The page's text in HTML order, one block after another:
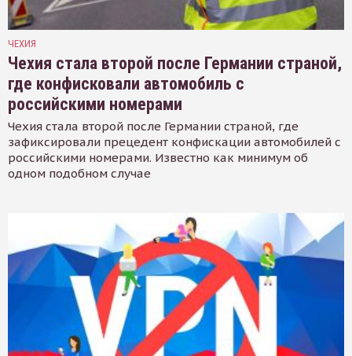
ЧЕХИЯ
Чехия стала второй после Германии страной,
где конфисковали автомобиль с
российскими номерами
Чехия стала второй после Германии страной, где
зафиксировали прецедент конфискации автомобилей с
российскими номерами. Известно как минимум об
одном подобном случае